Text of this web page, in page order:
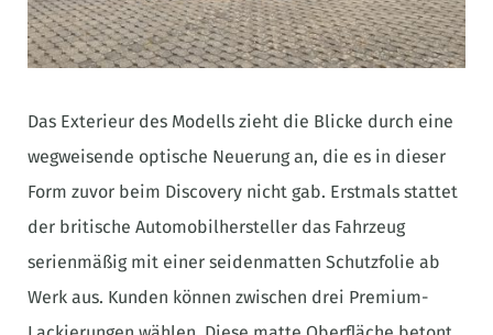
Das Exterieur des Modells zieht die Blicke durch eine
wegweisende optische Neuerung an, die es in dieser
Form zuvor beim Discovery nicht gab. Erstmals stattet
der britische Automobilhersteller das Fahrzeug
serienmäßig mit einer seidenmatten Schutzfolie ab
Werk aus. Kunden können zwischen drei Premium-